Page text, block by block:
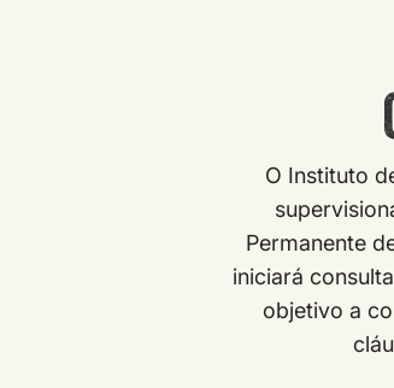
O Instituto
Permanente
iniciará
objetivo a